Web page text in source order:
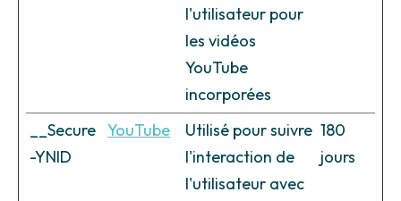
l'utilisateur pour
les vidéos
YouTube
incorporées
__Secure
-YNID
YouTube
Utilisé pour suivre
l'interaction de
l'utilisateur avec
180
jours